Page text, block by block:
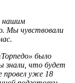
нашим
Мы чувствовали
было
знали, что будет
провел уже 18